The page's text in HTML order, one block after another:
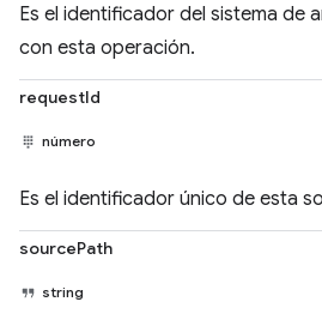
Es el identificador del sistema de
con esta operación.
requestId
número
Es el identificador único de esta
sourcePath
string